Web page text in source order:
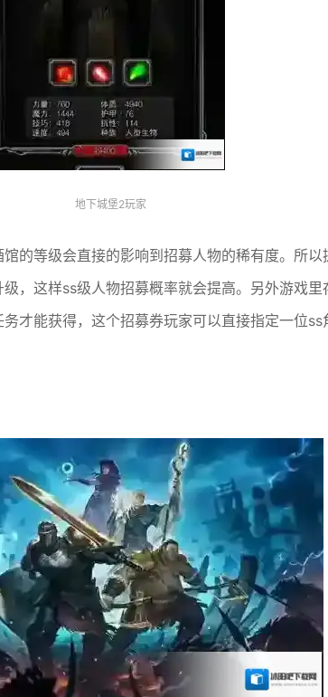
地下城堡2玩家
的等级会直接的影响到招募人物的稀有度。所
，这样ss级人物招募概率就会提高。另外游戏
才能获得，这个招募券玩家可以直接指定一位ss